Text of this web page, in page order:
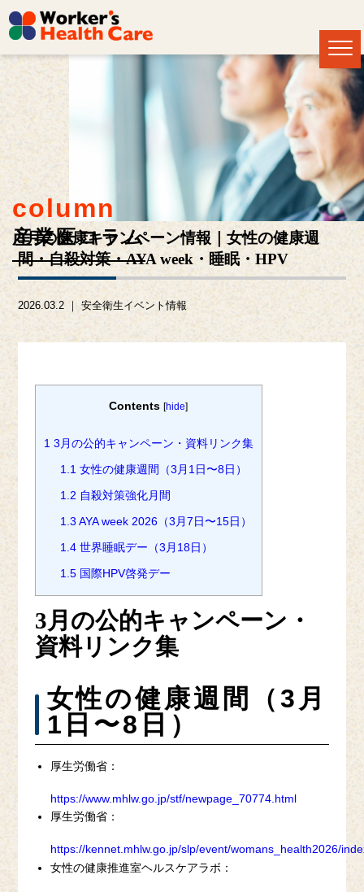
column
産業医コラム
3月の健康キャンペーン情報｜女性の健康週
間・自殺対策・AYA week・睡眠・HPV
2026.03.2 ｜安全衛生イベント情報
Contents [hide]
1 3月の公的キャンペーン・資料リンク集
1.1 女性の健康週間（3月1日〜8日）
1.2 自殺対策強化月間
1.3 AYA week 2026（3月7日〜15日）
1.4 世界睡眠デー（3月18日）
1.5 国際HPV啓発デー
3月の公的キャンペーン・
資料リンク集
女性の健康週間（3月
1日〜8日）
厚生労働省：
https://www.mhlw.go.jp/stf/newpage_70774.html
厚生労働省：
https://kennet.mhlw.go.jp/slp/event/womans_health2026/
女性の健康推進室ヘルスケアラボ：